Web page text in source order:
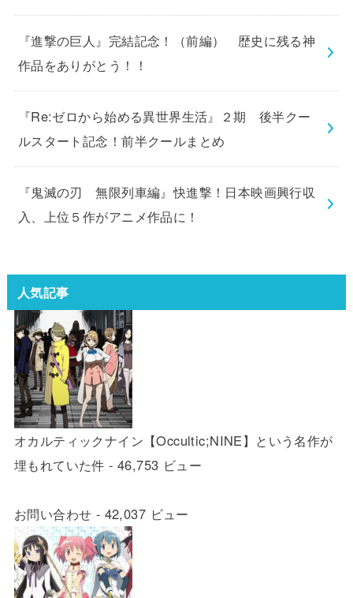
『進撃の巨人』完結記念！（前編） 歴史に残る神
作品をありがとう！！
『Re:ゼロから始める異世界生活』２期 後半クー
ルスタート記念！前半クールまとめ
『鬼滅の刃 無限列車編』快進撃！日本映画興行収
入、上位５作がアニメ作品に！
人気記事
オカルティックナイン【Occultic;NINE】という名作が
埋もれていた件 - 46,753 ビュー
お問い合わせ - 42,037 ビュー